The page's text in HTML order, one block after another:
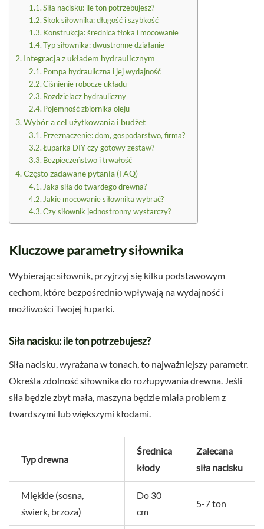
Siła nacisku: ile ton potrzebujesz?
Skok siłownika: długość i szybkość
Konstrukcja: średnica tłoka i mocowanie
Typ siłownika: dwustronne działanie
Integracja z układem hydraulicznym
Pompa hydrauliczna i jej wydajność
Ciśnienie robocze układu
Rozdzielacz hydrauliczny
Pojemność zbiornika oleju
Wybór a cel użytkowania i budżet
Przeznaczenie: dom, gospodarstwo, firma?
Łuparka DIY czy gotowy zestaw?
Bezpieczeństwo i trwałość
Często zadawane pytania (FAQ)
Jaka siła do twardego drewna?
Jakie mocowanie siłownika wybrać?
Czy siłownik jednostronny wystarczy?
Kluczowe parametry siłownika
Wybierając siłownik, przyjrzyj się kilku podstawowym
cechom, które bezpośrednio wpływają na wydajność i
możliwości Twojej łuparki.
Siła nacisku: ile ton potrzebujesz?
Siła nacisku, wyrażana w tonach, to najważniejszy parametr.
Określa zdolność siłownika do rozłupywania drewna. Jeśli
siła będzie zbyt mała, maszyna będzie miała problem z
twardszymi lub większymi kłodami.
Typ drewna
Średnica
kłody
Zalecana
siła nacisku
Miękkie (sosna,
świerk, brzoza)
Do 30
cm
5-7 ton